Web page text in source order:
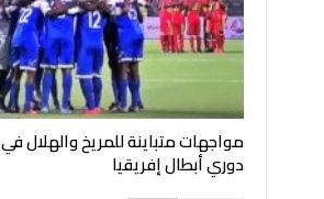
مواجهات متباينة للمريخ والهلال في
دوري أبطال إفريقيا